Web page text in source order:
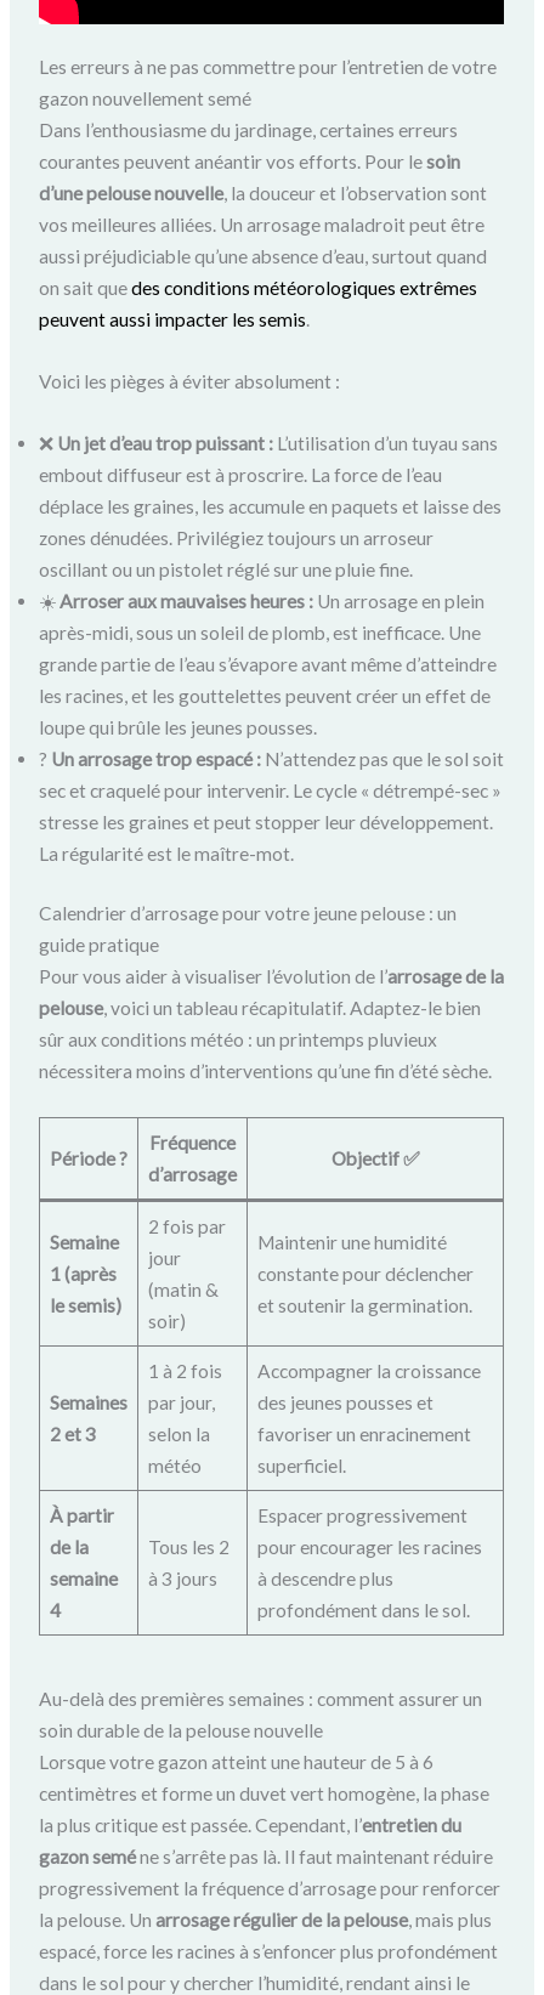
Les erreurs à ne pas commettre pour l’entretien de votre
gazon nouvellement semé
Dans l’enthousiasme du jardinage, certaines erreurs
courantes peuvent anéantir vos efforts. Pour lesoin
d’une pelouse nouvelle, la douceur et l’observation sont
vos meilleures alliées. Un arrosage maladroit peut être
aussi préjudiciable qu’une absence d’eau, surtout quand
on sait quedes conditions météorologiques extrêmes
peuvent aussi impacter les semis.
Voici les pièges à éviter absolument :
❌ Un jet d’eau trop puissant : L’utilisation d’un tuyau sans
embout diffuseur est à proscrire. La force de l’eau
déplace les graines, les accumule en paquets et laisse des
zones dénudées. Privilégiez toujours un arroseur
oscillant ou un pistolet réglé sur une pluie fine.
☀️Arroser aux mauvaises heures : Un arrosage en plein
après-midi, sous un soleil de plomb, est inefficace. Une
grande partie de l’eau s’évapore avant même d’atteindre
les racines, et les gouttelettes peuvent créer un effet de
loupe qui brûle les jeunes pousses.
? Un arrosage trop espacé : N’attendez pas que le sol soit
sec et craquelé pour intervenir. Le cycle « détrempé-sec »
stresse les graines et peut stopper leur développement.
La régularité est le maître-mot.
Calendrier d’arrosage pour votre jeune pelouse : un
guide pratique
Pour vous aider à visualiser l’évolution de l’arrosage de la
pelouse, voici un tableau récapitulatif. Adaptez-le bien
sûr aux conditions météo : un printemps pluvieux
nécessitera moins d’interventions qu’une fin d’été sèche.
Période ?️
Fréquence
d’arrosage
Objectif ✅
Semaine
1 (après
le semis)
2 fois par
jour
(matin &
soir)
Maintenir une humidité
constante pour déclencher
et soutenir la germination.
Semaines
2 et 3
1 à 2 fois
par jour,
selon la
météo
Accompagner la croissance
des jeunes pousses et
favoriser un enracinement
superficiel.
À partir
de la
semaine
4
Tous les 2
à 3 jours
Espacer progressivement
pour encourager les racines
à descendre plus
profondément dans le sol.
Au-delà des premières semaines : comment assurer un
soin durable de la pelouse nouvelle
Lorsque votre gazon atteint une hauteur de 5 à 6
centimètres et forme un duvet vert homogène, la phase
la plus critique est passée. Cependant, l’entretien du
gazon seméne s’arrête pas là. Il faut maintenant réduire
progressivement la fréquence d’arrosage pour renforcer
la pelouse. Unarrosage régulier de la pelouse, mais plus
espacé, force les racines à s’enfoncer plus profondément
dans le sol pour y chercher l’humidité, rendant ainsi le